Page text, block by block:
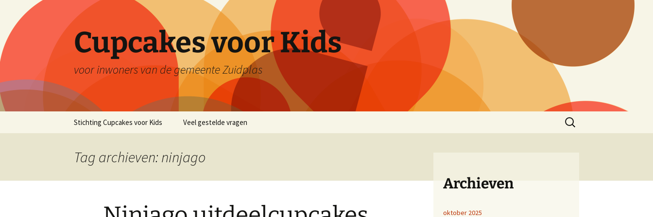
inhoud
Cupcakes voor Kids
voor inwoners van de gemeente Zuidplas
Stichting Cupcakes voor Kids Veel gestelde vragen
Zoeken
naar:
Tag archieven: ninjago
Archieven
oktober 2025